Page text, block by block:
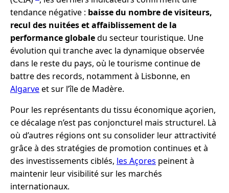
tendance négative : baisse du nombre de visiteurs,
recul des nuitées et affaiblissement de la
performance globaledu secteur touristique. Une
évolution qui tranche avec la dynamique observée
dans le reste du pays, où le tourisme continue de
battre des records, notamment à Lisbonne, en
Algarveet sur l’île de Madère.
Pour les représentants du tissu économique açorien,
ce décalage n’est pas conjoncturel mais structurel. Là
où d’autres régions ont su consolider leur attractivité
grâce à des stratégies de promotion continues et à
des investissements ciblés, les Açores peinent à
maintenir leur visibilité sur les marchés
internationaux.